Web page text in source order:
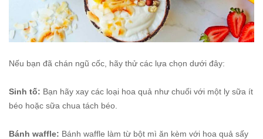
Nếu bạn đã chán ngũ cốc, hãy thử các lựa chọn dưới đây:
Sinh tố: Bạn hãy xay các loại hoa quả như chuối với một ly sữa ít
béo hoặc sữa chua tách béo.
Bánh waffle: Bánh waffle làm từ bột mì ăn kèm với hoa quả sấy